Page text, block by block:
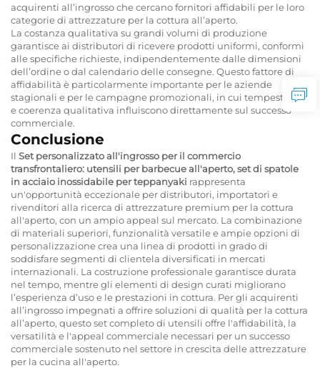
acquirenti all’ingrosso che cercano fornitori affidabili per le loro
categorie di attrezzature per la cottura all’aperto.
La costanza qualitativa su grandi volumi di produzione
garantisce ai distributori di ricevere prodotti uniformi, conformi
alle specifiche richieste, indipendentemente dalle dimensioni
dell’ordine o dal calendario delle consegne. Questo fattore di
affidabilità è particolarmente importante per le aziende
stagionali e per le campagne promozionali, in cui tempestività
e coerenza qualitativa influiscono direttamente sul successo
commerciale.
Conclusione
Il Set personalizzato all'ingrosso per il commercio
transfrontaliero: utensili per barbecue all'aperto, set di spatole
in acciaio inossidabile per teppanyaki rappresenta
un'opportunità eccezionale per distributori, importatori e
rivenditori alla ricerca di attrezzature premium per la cottura
all'aperto, con un ampio appeal sul mercato. La combinazione
di materiali superiori, funzionalità versatile e ampie opzioni di
personalizzazione crea una linea di prodotti in grado di
soddisfare segmenti di clientela diversificati in mercati
internazionali. La costruzione professionale garantisce durata
nel tempo, mentre gli elementi di design curati migliorano
l’esperienza d’uso e le prestazioni in cottura. Per gli acquirenti
all’ingrosso impegnati a offrire soluzioni di qualità per la cottura
all’aperto, questo set completo di utensili offre l'affidabilità, la
versatilità e l'appeal commerciale necessari per un successo
commerciale sostenuto nel settore in crescita delle attrezzature
per la cucina all'aperto.